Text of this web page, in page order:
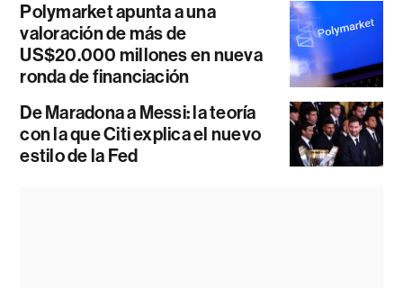
Polymarket apunta a una
valoración de más de
US$20.000 millones en nueva
ronda de financiación
De Maradona a Messi: la teoría
con la que Citi explica el nuevo
estilo de la Fed